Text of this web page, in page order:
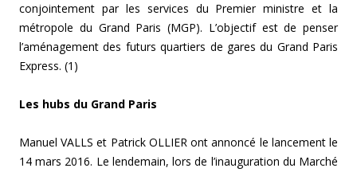
conjointement par les services du Premier ministre et la
métropole du Grand Paris (MGP). L’objectif est de penser
l’aménagement des futurs quartiers de gares du Grand Paris
Express. (1)
Les hubs du Grand Paris
Manuel VALLS et Patrick OLLIER ont annoncé le lancement le
14 mars 2016. Le lendemain, lors de l’inauguration du Marché